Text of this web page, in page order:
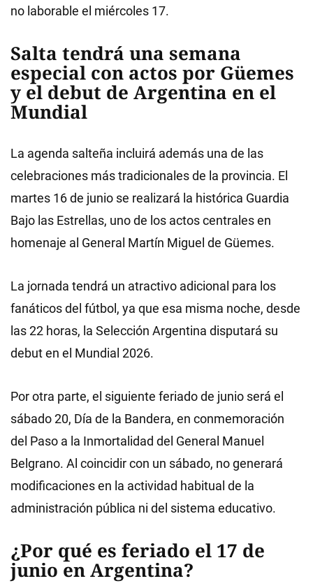
no laborable el miércoles 17.
Salta tendrá una semana
especial con actos por Güemes
y el debut de Argentina en el
Mundial
La agenda salteña incluirá además una de las
celebraciones más tradicionales de la provincia. El
martes 16 de junio se realizará la histórica Guardia
Bajo las Estrellas, uno de los actos centrales en
homenaje al General Martín Miguel de Güemes.
La jornada tendrá un atractivo adicional para los
fanáticos del fútbol, ya que esa misma noche, desde
las 22 horas, la Selección Argentina disputará su
debut en el Mundial 2026.
Por otra parte, el siguiente feriado de junio será el
sábado 20, Día de la Bandera, en conmemoración
del Paso a la Inmortalidad del General Manuel
Belgrano. Al coincidir con un sábado, no generará
modificaciones en la actividad habitual de la
administración pública ni del sistema educativo.
¿Por qué es feriado el 17 de
junio en Argentina?